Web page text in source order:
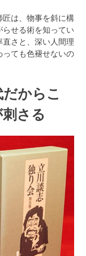
匠は、物事を斜に構
らせる術を知ってい
さと、深い人間理
っても色褪せないの
からこ
さる